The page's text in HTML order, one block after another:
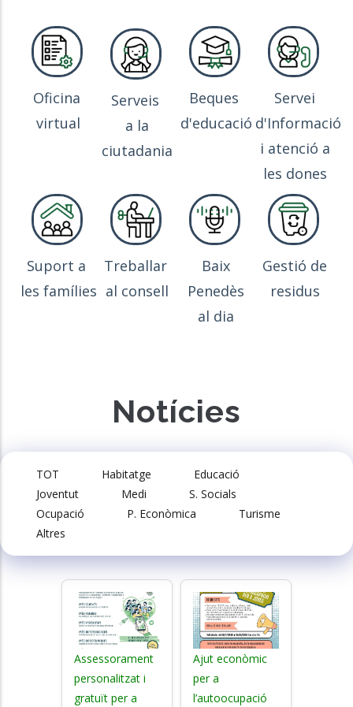
Oficina
virtual
Serveis
a la
ciutadania
Beques
d'educació
Servei
d'Informació
i atenció a
les dones
Suport a
les famílies
Treballar
al consell
Baix
Penedès
al dia
Gestió de
residus
Notícies
TOT Habitatge
Educació
Joventut
Medi
S. Socials
Ocupació
P. Econòmica
Turisme
Altres
Assessorament
personalitzat i
gratuït per a
Ajut econòmic
per a
l’autoocupació